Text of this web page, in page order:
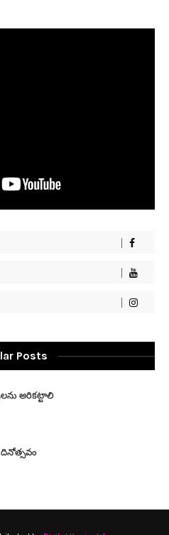
Posts
అరికట్టాలి